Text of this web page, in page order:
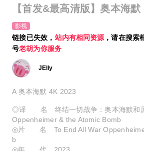
【首发&最高清版】奥本海
影视
链接已失效， 站内有相同资源 ，请在搜索
号老胡为你服务
JElly
A 奥本海默 4K 2023
◎译 名 终结一切战争：奥本海默和原
Oppenheimer & the Atomic Bomb
◎片 名 To End All War
b
◎年 代 2023